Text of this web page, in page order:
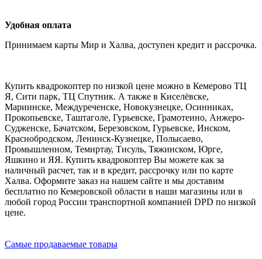
Удобная оплата
Принимаем карты Мир и Халва, доступен кредит и рассрочка.
Купить квадрокоптер по низкой цене можно в Кемерово ТЦ
Я, Сити парк, ТЦ Спутник. А также в Киселёвске,
Мариинске, Междуреченске, Новокузнецке, Осинниках,
Прокопьевске, Таштаголе, Гурьевске, Грамотеино, Анжеро-
Судженске, Бачатском, Березовском, Гурьевске, Инском,
Краснобродском, Ленинск-Кузнецке, Полысаево,
Промышленном, Темиртау, Тисуль, Тяжинском, Юрге,
Яшкино и ЯЯ. Купить квадрокоптер Вы можете как за
наличный расчет, так и в кредит, рассрочку или по карте
Халва. Оформите заказ на нашем сайте и мы доставим
бесплатно по Кемеровской области в наши магазины или в
любой город России транспортной компанией DPD по низкой
цене.
Самые продаваемые товары